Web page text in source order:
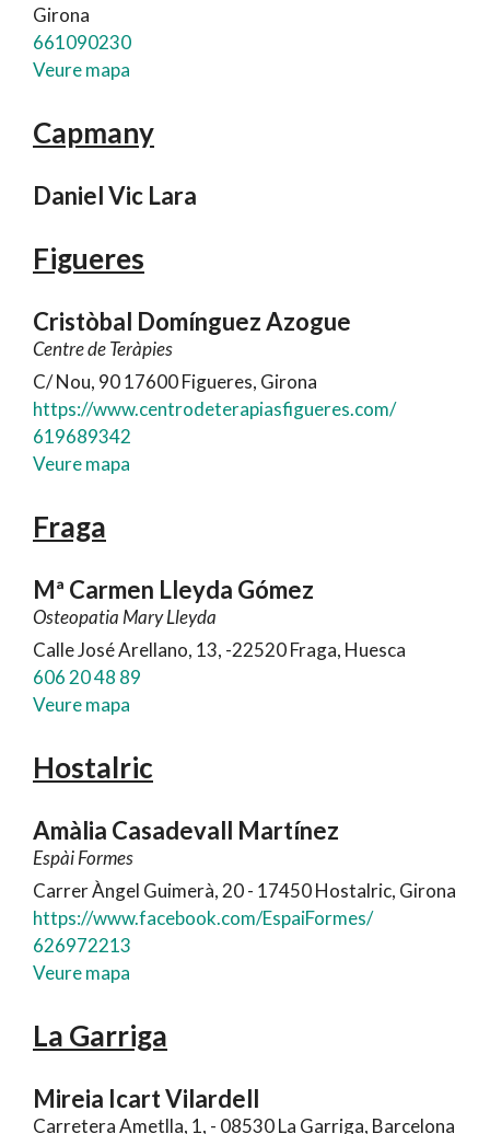
Girona
661090230
Veure mapa
Capmany
Daniel Vic Lara
Figueres
Cristòbal Domínguez Azogue
Centre de Teràpies
C/ Nou, 90 17600 Figueres, Girona
https://www.centrodeterapiasfigueres.com/
619689342
Veure mapa
Fraga
Mª Carmen Lleyda Gómez
Osteopatia Mary Lleyda
Calle José Arellano, 13, -22520 Fraga, Huesca
606 20 48 89
Veure mapa
Hostalric
Amàlia Casadevall Martínez
Espài Formes
Carrer Àngel Guimerà, 20 - 17450 Hostalric, Girona
https://www.facebook.com/EspaiFormes/
626972213
Veure mapa
La Garriga
Mireia Icart Vilardell
Carretera Ametlla, 1, - 08530 La Garriga, Barcelona